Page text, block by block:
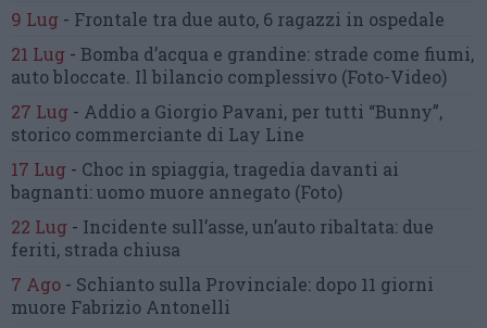
9 Lug - Frontale tra due auto, 6 ragazzi in ospedale
21 Lug - Bomba d’acqua e grandine: strade come fiumi,
auto bloccate. Il bilancio complessivo (Foto-Video)
27 Lug - Addio a Giorgio Pavani, per tutti “Bunny”,
storico commerciante di Lay Line
17 Lug - Choc in spiaggia, tragedia davanti ai
bagnanti:uomo muore annegato (Foto)
22 Lug - Incidente sull’asse, un’auto ribaltata: due
feriti, strada chiusa
7 Ago - Schianto sulla Provinciale: dopo 11 giorni
muore Fabrizio Antonelli